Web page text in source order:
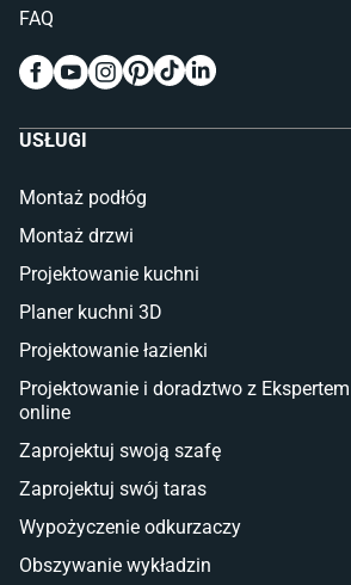
Pokój dziecięcy
Meble do pokoju dziecięcego
Komody dla dzieci
Łóżka dla dziecka (młodzieżowe)
Taras i balkon
Sztuczna trawa miękka
Koce i pledy
Płytki na balkon
Lampy stojące LED
Płytki
Płytki Cersanit
Płytki wielkoformatowe
Glazura
FAQ
USŁUGI
Montaż podłóg
Montaż drzwi
Projektowanie kuchni
Planer kuchni 3D
Projektowanie łazienki
Projektowanie i doradztwo z
online
Zaprojektuj swoją szafę
Zaprojektuj swój taras
Wypożyczenie odkurzaczy
Obszywanie wykładzin